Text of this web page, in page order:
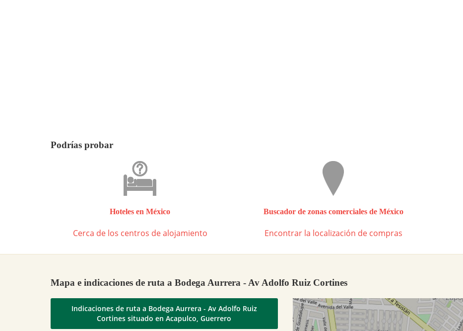
Podrías probar
Hoteles en México
Cerca de los centros de alojamiento
Buscador de zonas comerciales de México
Encontrar la localización de compras
Mapa e indicaciones de ruta a Bodega Aurrera - Av Adolfo Ruiz Cortines
Indicaciones de ruta a Bodega Aurrera - Av Adolfo Ruiz
Cortines situado en Acapulco, Guerrero